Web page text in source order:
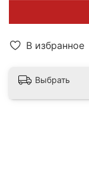
В избранное
Выбрать